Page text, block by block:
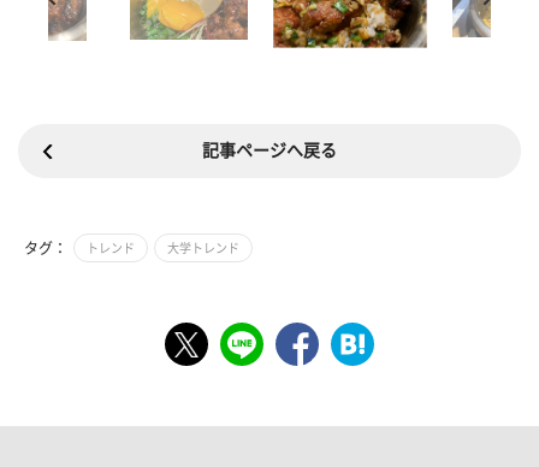
記事ページへ戻る
タグ： トレンド 大学トレンド